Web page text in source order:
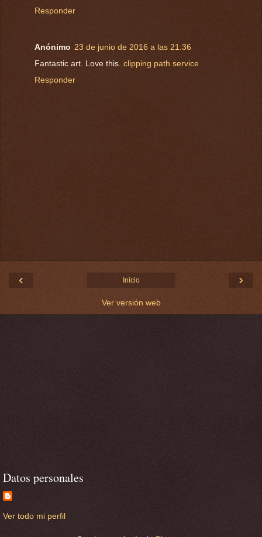
Responder
Anónimo 23 de junio de 2016 a las 21:36
Fantastic art. Love this. clipping path service
Responder
‹ ›
Inicio
Ver versión web
Datos personales
Ver todo mi perfil